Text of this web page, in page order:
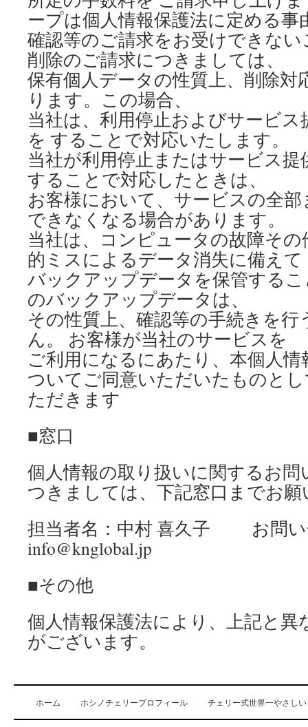
ープは個人情報保護法に定める事
確認等のご請求をお受けできな
削除のご請求につきましては、
保有個人データの性質上、削除
ります。この場合、
当社は、利用停止およびサービ
を することで対応いたします。
当社が利用停止またはサービス
することで対応したときは、
お客様において、サービスの全
できなくなる場合があります。
当社は、コンピュータの故障そ
的ミスによるデータ消失に備えて
バックアップデータを保管する
のバックアップデータは、
その性質上、確認等の手続きを
ん。 お客様が当社のサービスを
ご利用になるにあたり、本個人
ついてご同意いただいたものと
ただきます
■窓口
個人情報の取り扱いに関するお
つきましては、下記窓口までお
担当者名：中村 喜久子 お問い
info@knglobal.jp
■その他
個人情報保護法により、上記と異
がございます。
ホーム ホシノチェリープロフィール チェリー式世界一やさし